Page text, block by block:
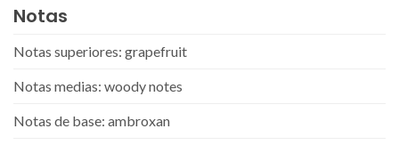
Notas
Notas superiores: grapefruit
Notas medias: woody notes
Notas de base: ambroxan